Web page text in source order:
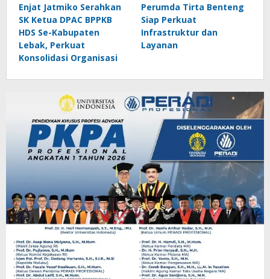
Enjat Jatmiko Serahkan
SK Ketua DPAC BPPKB
HDS Se-Kabupaten
Lebak, Perkuat
Konsolidasi Organisasi
Perumda Tirta Benteng
Siap Perkuat
Infrastruktur dan
Layanan